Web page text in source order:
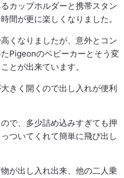
カップホルダーと携帯スタン
間が更に楽しくなりました。
くなりましたが、意外とコン
Pigeonのベビーカーとそう変
とが出来ています。
きく開くので出し入れが便利
で、多少詰め込みすぎても押
ついてくれて簡単に飛び出し
が出し入れ出来、他の二人乗